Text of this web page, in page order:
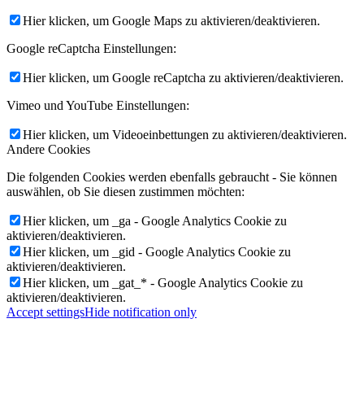
Hier klicken, um Google Maps zu aktivieren/deaktivieren.
Google reCaptcha Einstellungen:
Hier klicken, um Google reCaptcha zu aktivieren/deaktivieren.
Vimeo und YouTube Einstellungen:
Hier klicken, um Videoeinbettungen zu aktivieren/deaktivieren.
Andere Cookies
Die folgenden Cookies werden ebenfalls gebraucht - Sie können
auswählen, ob Sie diesen zustimmen möchten:
Hier klicken, um _ga - Google Analytics Cookie zu
aktivieren/deaktivieren.
Hier klicken, um _gid - Google Analytics Cookie zu
aktivieren/deaktivieren.
Hier klicken, um _gat_* - Google Analytics Cookie zu
aktivieren/deaktivieren.
Accept settingsHide notification only